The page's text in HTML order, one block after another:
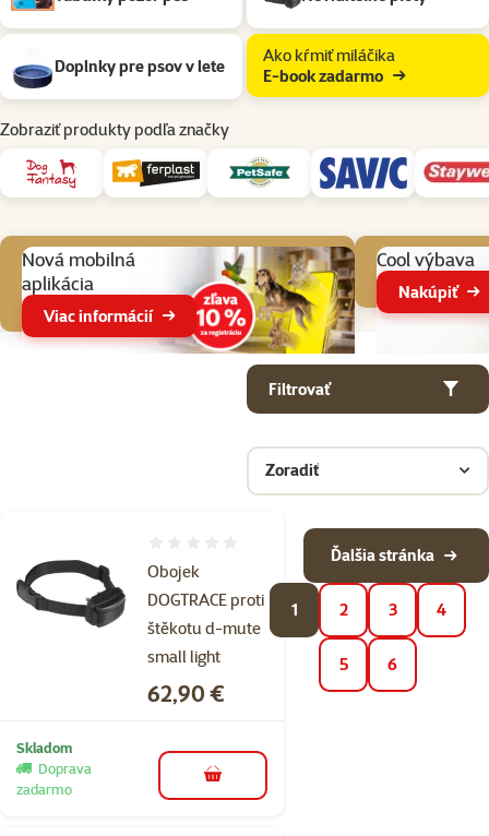
Doplnky pre psov v lete
Ako kŕmiť miláčika
E-book zadarmo
Zobraziť produkty podľa značky
Nová mobilná
aplikácia
Viac informácií
Cool výbava
Nakúpiť
Filtrovať
Zoradiť
Produkty v kategorii Pes v záhrade
Obojek
DOGTRACE proti
štěkotu d-mute
small light
Cena
62,90 €
Skladom
Doprava
zadarmo
do košíka
1 2 3 4
5 6
Ďalšia stránka